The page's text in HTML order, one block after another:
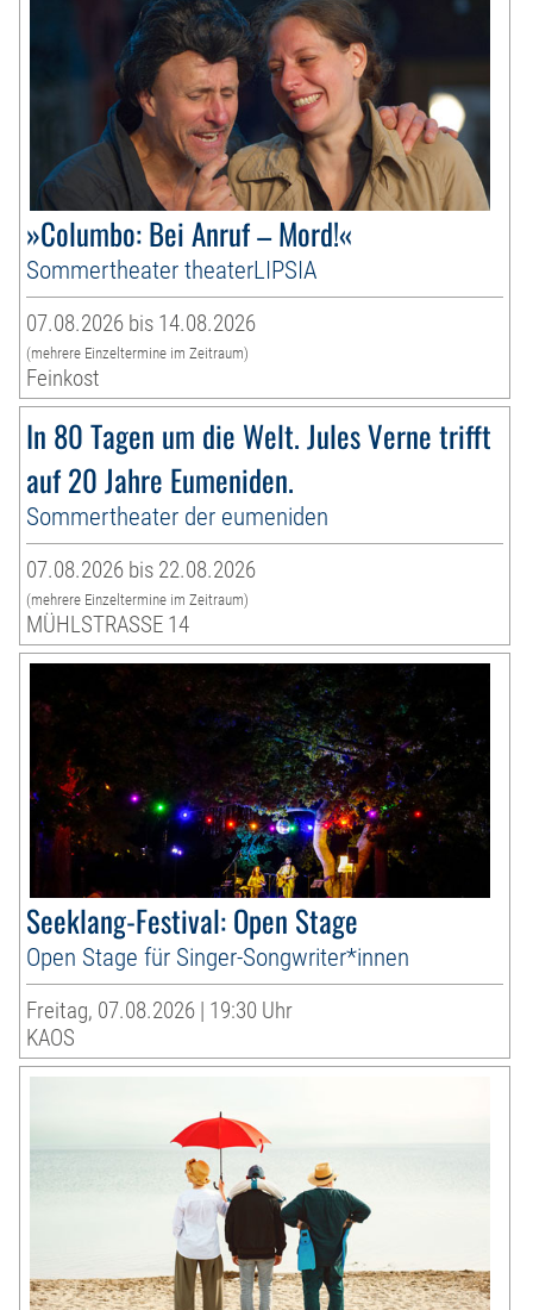
»Columbo: Bei Anruf – Mord!«
Sommertheater theaterLIPSIA
07.08.2026 bis 14.08.2026
(mehrere Einzeltermine im Zeitraum)
Feinkost
In 80 Tagen um die Welt. Jules Verne trifft
auf 20 Jahre Eumeniden.
Sommertheater der eumeniden
07.08.2026 bis 22.08.2026
(mehrere Einzeltermine im Zeitraum)
MÜHLSTRASSE 14
Seeklang-Festival: Open Stage
Open Stage für Singer-Songwriter*innen
Freitag, 07.08.2026 | 19:30 Uhr
KAOS